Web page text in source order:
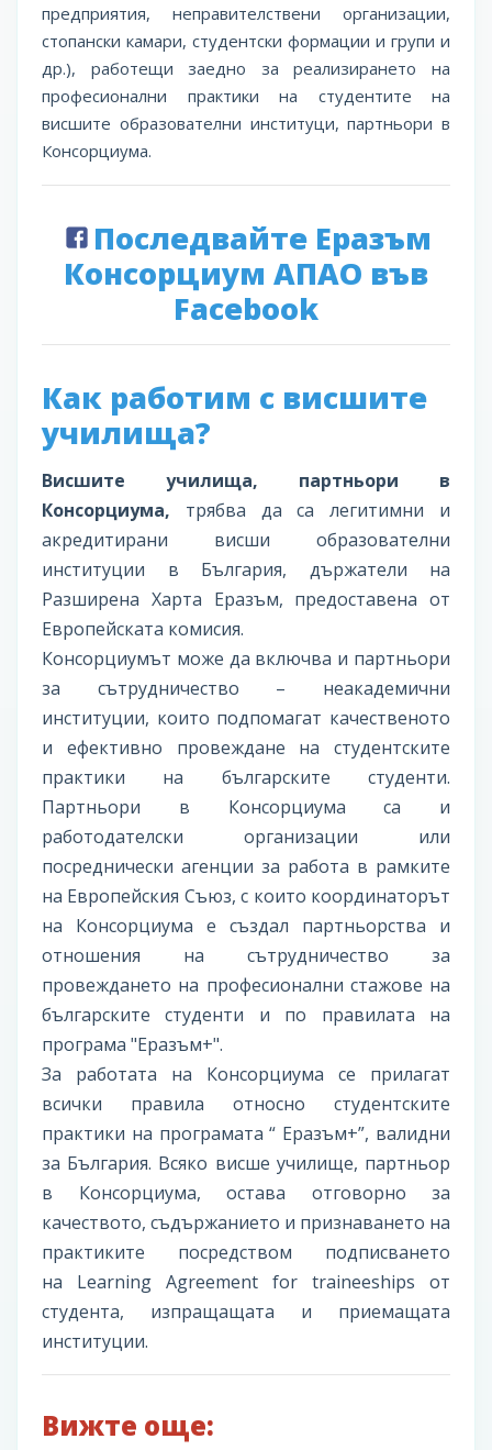
предприятия, неправителствени организации,
стопански камари, студентски формации и групи и
др.), работещи заедно за реализирането на
професионални практики на студентите на
висшите образователни институци, партньори в
Консорциума.
Последвайте Еразъм
Консорциум АПАО във
Facebook
Как работим с висшите
училища?
Висшите училища, партньори в
Консорциума, трябва да са легитимни и
акредитирани висши образователни
институции в България, държатели на
Разширена Харта Еразъм, предоставена от
Европейската комисия.
Консорциумът може да включва и партньори
за сътрудничество – неакадемични
институции, които подпомагат качественото
и ефективно провеждане на студентските
практики на българските студенти.
Партньори в Консорциума са и
работодателски организации или
посреднически агенции за работа в рамките
на Европейския Съюз, с които координаторът
на Консорциума е създал партньорства и
отношения на сътрудничество за
провеждането на професионални стажове на
българските студенти и по правилата на
програма "Еразъм+".
За работата на Консорциума се прилагат
всички правила относно студентските
практики на програмата “ Еразъм+”, валидни
за България. Всяко висше училище, партньор
в Консорциума, остава отговорно за
качеството, съдържанието и признаването на
практиките посредством подписването
на Learning Agreement for traineeships от
студента, изпращащата и приемащата
институции.
Вижте още: